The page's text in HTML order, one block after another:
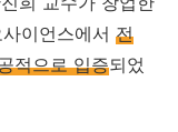
이언스에서 전
적으로 입증되었